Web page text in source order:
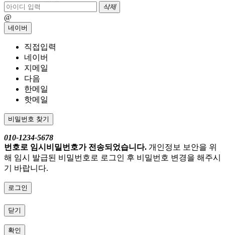
삭제
@
네이버
직접입력
네이버
지메일
다음
한메일
핫메일
비밀번호 찾기
010-1234-5678
번호로 임시비밀번호가 전송되었습니다. 개인정보 보안을 위
해 임시 발급된 비밀번호로 로그인 후 비밀번호 변경을 해주시
기 바랍니다.
로그인
닫기
확인